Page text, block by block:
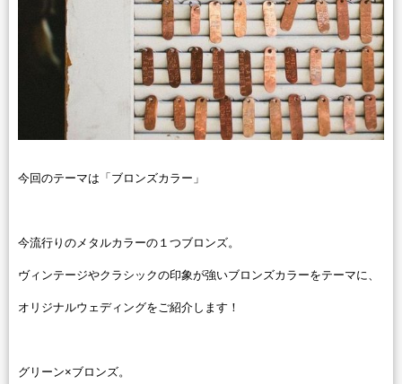
今回のテーマは「ブロンズカラー」
今流行りのメタルカラーの１つブロンズ。
ヴィンテージやクラシックの印象が強いブロンズカラーをテーマに、
オリジナルウェディングをご紹介します！
グリーン×ブロンズ。